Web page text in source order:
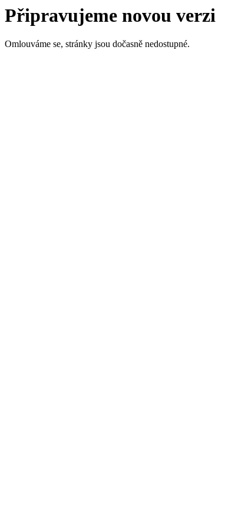
Připravujeme novou verzi
Omlouváme se, stránky jsou dočasně nedostupné.